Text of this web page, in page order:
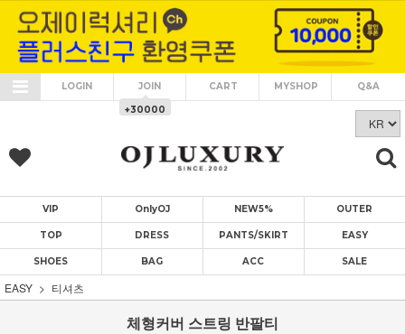
LOGIN
JOIN
+30000
CART MYSHOP Q&A
VIP OnlyOJ NEW5% OUTER
TOP DRESS PANTS/SKIRT EASY
SHOES BAG ACC SALE
EASY 티셔츠
체형커버 스트링 반팔티